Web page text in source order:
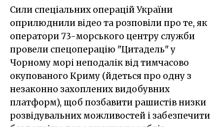
Сили спеціальних операцій України
оприлюднили відео та розповіли про те, як
оператори 73-морського центру служби
провели спецоперацію "Цитадель" у
Чорному морі неподалік від тимчасово
окупованого Криму (йдеться про одну з
незаконно захоплених видобувних
платформ), щоб позбавити рашистів низки
розвідувальних можливостей і забезпечити